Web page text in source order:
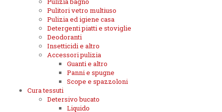
Pulitori vetro multiuso
Pulizia ed igiene casa
Detergenti piatti e stoviglie
Deodoranti
Insetticidi e altro
Accessori pulizia
Guanti e altro
Panni e spugne
Scope e spazzoloni
Cura tessuti
Detersivo bucato
Liquido